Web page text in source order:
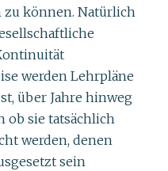
zu können. Natürlich
werden Lehrpläne
über Jahre hinweg
ob sie tatsächlich
werden, denen
sein